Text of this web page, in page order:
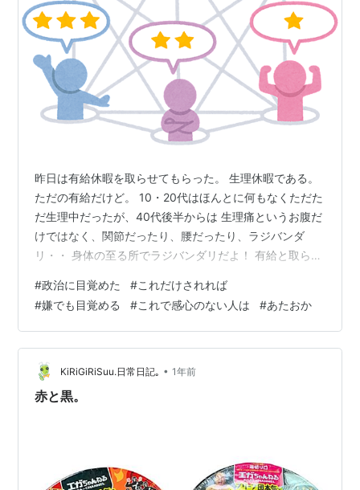
昨日は有給休暇を取らせてもらった。 生理休暇である。
ただの有給だけど。 10・20代はほんとに何もなくただた
だ生理中だったが、40代後半からは 生理痛というお腹だ
けではなく、関節だったり、腰だったり、ラジバンダ
リ・・ 身体の至る所でラジバンダリだよ！ 有給と取らせ
とでは気構えが違うのだ。 とても頑張れない。 火曜日に
寝ながらYouTubeを観ていたら、豊田真由子さんが参政
党に補佐官として加入されるとバンバン動画が入ってま
した。 この方にはいい印象はなかったので正直「えー」
と思ってしまった。 でも経歴見ると優秀ですごい人だ
し、保守系だし、安部…
#政治に目覚めた #これだけされれば
#嫌でも目覚める #これで感心のない人は #あたおか
KiRiGiRiSuu.日常日記｡ • 1年前
赤と黒。